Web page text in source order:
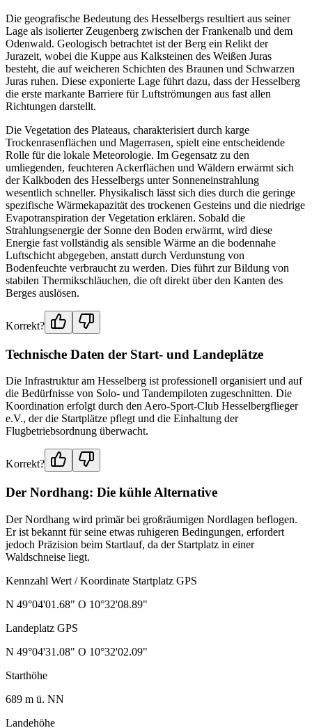
Die geografische Bedeutung des Hesselbergs resultiert aus seiner
Lage als isolierter Zeugenberg zwischen der Frankenalb und dem
Odenwald. Geologisch betrachtet ist der Berg ein Relikt der
Jurazeit, wobei die Kuppe aus Kalksteinen des Weißen Juras
besteht, die auf weicheren Schichten des Braunen und Schwarzen
Juras ruhen. Diese exponierte Lage führt dazu, dass der Hesselberg
die erste markante Barriere für Luftströmungen aus fast allen
Richtungen darstellt.
Die Vegetation des Plateaus, charakterisiert durch karge
Trockenrasenflächen und Magerrasen, spielt eine entscheidende
Rolle für die lokale Meteorologie. Im Gegensatz zu den
umliegenden, feuchteren Ackerflächen und Wäldern erwärmt sich
der Kalkboden des Hesselbergs unter Sonneneinstrahlung
wesentlich schneller. Physikalisch lässt sich dies durch die geringe
spezifische Wärmekapazität des trockenen Gesteins und die niedrige
Evapotranspiration der Vegetation erklären. Sobald die
Strahlungsenergie der Sonne den Boden erwärmt, wird diese
Energie fast vollständig als sensible Wärme an die bodennahe
Luftschicht abgegeben, anstatt durch Verdunstung von
Bodenfeuchte verbraucht zu werden. Dies führt zur Bildung von
stabilen Thermikschläuchen, die oft direkt über den Kanten des
Berges auslösen.
Korrekt?
Technische Daten der Start- und Landeplätze
Die Infrastruktur am Hesselberg ist professionell organisiert und auf
die Bedürfnisse von Solo- und Tandempiloten zugeschnitten. Die
Koordination erfolgt durch den Aero-Sport-Club Hesselbergflieger
e.V., der die Startplätze pflegt und die Einhaltung der
Flugbetriebsordnung überwacht.
Korrekt?
Der Nordhang: Die kühle Alternative
Der Nordhang wird primär bei großräumigen Nordlagen beflogen.
Er ist bekannt für seine etwas ruhigeren Bedingungen, erfordert
jedoch Präzision beim Startlauf, da der Startplatz in einer
Waldschneise liegt.
Kennzahl Wert / Koordinate Startplatz GPS
N 49°04'01.68" O 10°32'08.89"
Landeplatz GPS
N 49°04'31.08" O 10°32'02.09"
Starthöhe
689 m ü. NN
Landehöhe